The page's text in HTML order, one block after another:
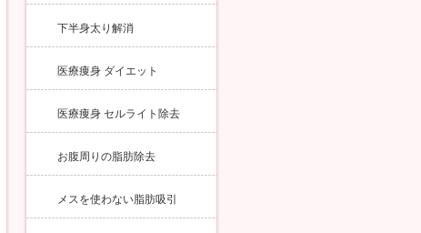
下半身太り解消
医療痩身 ダイエット
医療痩身 セルライト除去
お腹周りの脂肪除去
メスを使わない脂肪吸引